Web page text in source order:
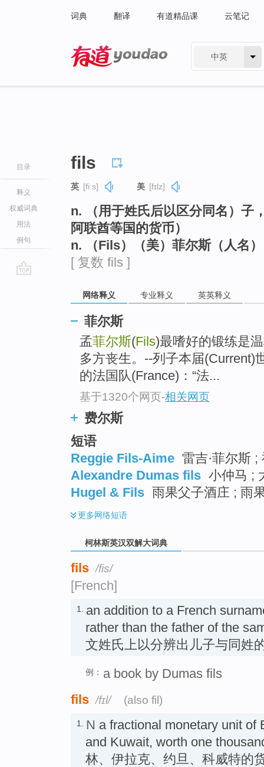
词典 翻译 有道精品课 云笔记
中英
目录
释义
权威词典
用法
例句
fils
英 [fiːs] 美 [fɪlz]
n. （用于姓氏后以区分同名）子
阿联酋等国的货币）
n. （Fils）（美）菲尔斯（人名）
[ 复数 fils ]
网络释义 专业释义 英英释义
菲尔斯
孟菲尔斯(Fils)最嗜好的锻练是
多方丧生。--列子本届(Current)
的法国队(France)：“法...
基于1320个网页-相关网页
费尔斯
短语
Reggie Fils-Aime 雷吉·菲尔斯 ;
Alexandre Dumas fils 小仲马 ;
Hugel & Fils 雨果父子酒庄 ; 雨
更多网络短语
柯林斯英汉双解大词典
fils /fis/
[French]
1. an addition to a French
rather than the father of the
文姓氏上以分辨出儿子与同
例： a book by Dumas fils
fils /fɪl/ (also fil)
1. N a fractional monetary unit of
and Kuwait, worth one
林、伊拉克、约旦、科威特的